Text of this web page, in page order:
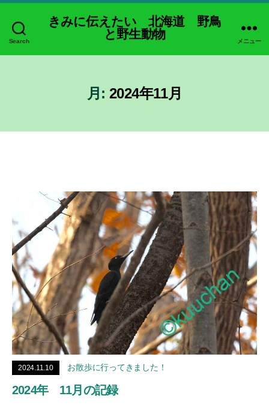
Search
きみに伝えたい 北海道 野鳥
と野生動物
メニュー
月: 2024年11月
2024.11.10 お散歩に行ってきました！
2024年 11月の記録